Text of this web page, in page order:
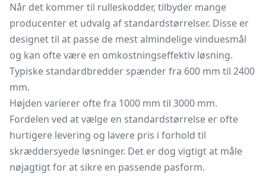
Når det kommer til rulleskodder, tilbyder mange
producenter et udvalg af standardstørrelser. Disse er
designet til at passe de mest almindelige vinduesmål
og kan ofte være en omkostningseffektiv løsning.
Typiske standardbredder spænder fra 600 mm til 2400
mm.
Højden varierer ofte fra 1000 mm til 3000 mm.
Fordelen ved at vælge en standardstørrelse er ofte
hurtigere levering og lavere pris i forhold til
skræddersyede løsninger. Det er dog vigtigt at måle
nøjagtigt for at sikre en passende pasform.